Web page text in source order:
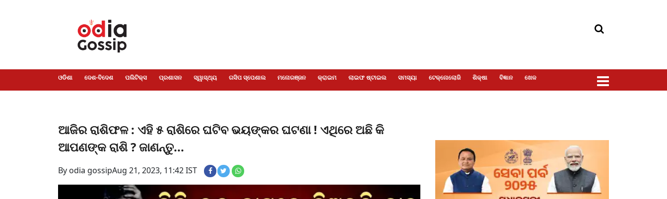
ଓଡିଶା ଦେଶ-ବିଦେଶ ପଲିଟିକ୍ସ ପ୍ରଶାସନ ସ୍ୱାସ୍ଥ୍ୟ ଗସିପ ସ୍ପେଶାଲ ମନୋରଞ୍ଜନ କ୍ରାଇମ ଲାଇଫ ଷ୍ଟାଇଲ ସମସ୍ୟା ଟେକ୍ନୋଲୋଜି ଶିକ୍ଷା ବିଜ୍ଞାନ ଖେଳ
ଆଜିର ରାଶିଫଳ : ଏହି ୫ ରାଶିରେ ଘଟିବ ଭୟଙ୍କର ଘଟଣା ! ଏଥିରେ ଅଛି କି
ଆପଣଙ୍କ ରାଶି ? ଜାଣନ୍ତୁ...
By odia gossipAug 21, 2023, 11:42 IST